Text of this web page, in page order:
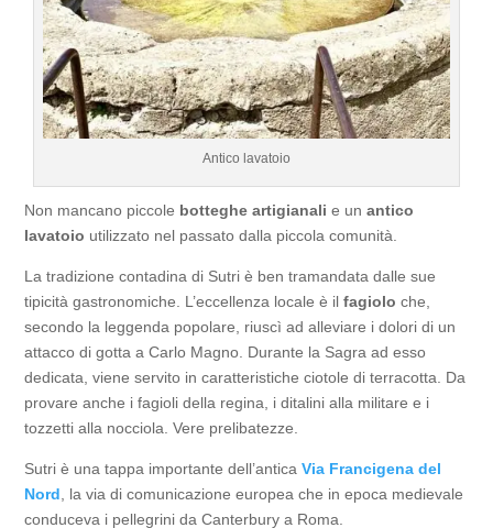
Antico lavatoio
Non mancano piccole botteghe artigianali e unantico
lavatoio utilizzato nel passato dalla piccola comunità.
La tradizione contadina di Sutri è ben tramandata dalle sue
tipicità gastronomiche. L’eccellenza locale è ilfagiolo che,
secondo la leggenda popolare, riuscì ad alleviare i dolori di un
attacco di gotta a Carlo Magno. Durante la Sagra ad esso
dedicata, viene servito in caratteristiche ciotole di terracotta. Da
provare anche i fagioli della regina, i ditalini alla militare e i
tozzetti alla nocciola. Vere prelibatezze.
Sutri è una tappa importante dell’antica Via Francigena del
Nord , la via di comunicazione europea che in epoca medievale
conduceva i pellegrini da Canterbury a Roma.